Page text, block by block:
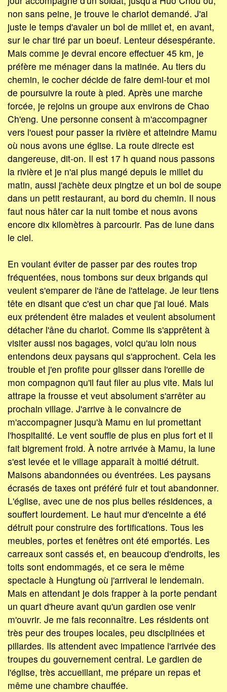
non sans peine, je trouve le chariot demandé. J'ai
juste le temps d'avaler un bol de millet et, en avant,
sur le char tiré par un boeuf. Lenteur désespérante.
Mais comme je devrai encore effectuer 45 km, je
préfère me ménager dans la matinée. Au tiers du
chemin, le cocher décide de faire demi-tour et moi
de poursuivre la route à pied. Après une marche
forcée, je rejoins un groupe aux environs de Chao
Ch'eng. Une personne consent à m'accompagner
vers l'ouest pour passer la rivière et atteindre Mamu
où nous avons une église. La route directe est
dangereuse, dit-on. Il est 17 h quand nous passons
la rivière et je n'ai plus mangé depuis le millet du
matin, aussi j'achète deux pingtze et un bol de soupe
dans un petit restaurant, au bord du chemin. Il nous
faut nous hâter car la nuit tombe et nous avons
encore dix kilomètres à parcourir. Pas de lune dans
le ciel.
En voulant éviter de passer par des routes trop
fréquentées, nous tombons sur deux brigands qui
veulent s'emparer de l'âne de l'attelage. Je leur tiens
tête en disant que c'est un char que j'ai loué. Mais
eux prétendent être malades et veulent absolument
détacher l'âne du chariot. Comme ils s'apprêtent à
visiter aussi nos bagages, voici qu'au loin nous
entendons deux paysans qui s'approchent. Cela les
trouble et j'en profite pour glisser dans l'oreille de
mon compagnon qu'il faut filer au plus vite. Mais lui
attrape la frousse et veut absolument s'arrêter au
prochain village. J'arrive à le convaincre de
m'accompagner jusqu'à Mamu en lui promettant
l'hospitalité. Le vent souffle de plus en plus fort et il
fait bigrement froid. À notre arrivée à Mamu, la lune
s'est levée et le village apparaît à moitié détruit.
Maisons abandonnées ou éventrées. Les paysans
écrasés de taxes ont préféré fuir et tout abandonner.
L'église, avec une de nos plus belles résidences, a
souffert lourdement. Le haut mur d'enceinte a été
détruit pour construire des fortifications. Tous les
meubles, portes et fenêtres ont été emportés. Les
carreaux sont cassés et, en beaucoup d'endroits, les
toits sont endommagés, et ce sera le même
spectacle à Hungtung où j'arriverai le lendemain.
Mais en attendant je dois frapper à la porte pendant
un quart d'heure avant qu'un gardien ose venir
m'ouvrir. Je me fais reconnaître. Les résidents ont
très peur des troupes locales, peu disciplinées et
pillardes. Ils attendent avec impatience l'arrivée des
troupes du gouvernement central. Le gardien de
l'église, très accueillant, me prépare un repas et
même une chambre chauffée.